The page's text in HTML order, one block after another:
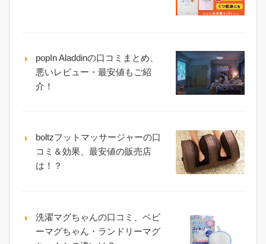
popIn Aladdinの口コミまとめ、
悪いレビュー・最安値もご紹
介！
boltzフットマッサージャーの口
コミ＆効果、最安値の販売店
は！？
洗濯マグちゃんの口コミ、ベビ
ーマグちゃん・ランドリーマグ